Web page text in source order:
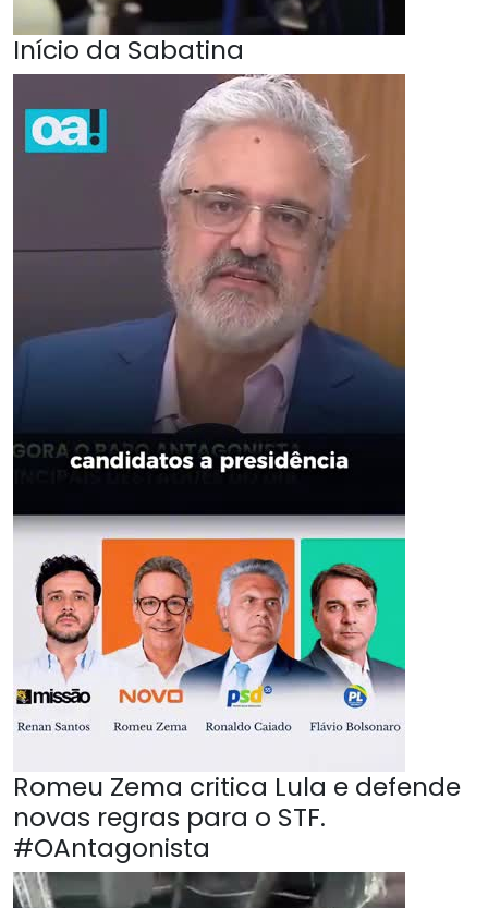
Início da Sabatina
Romeu Zema critica Lula e defende
novas regras para o STF.
#OAntagonista